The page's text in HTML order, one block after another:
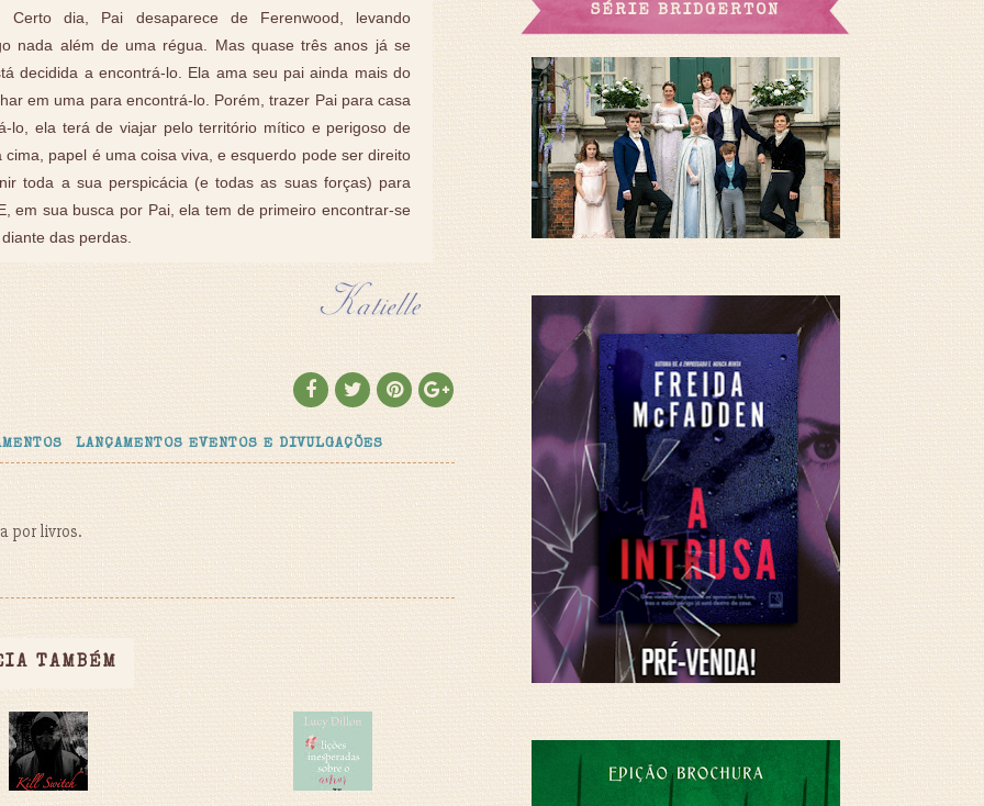
Certo dia, Pai desaparece de Ferenwood, levando
nada além de uma régua. Mas quase três anos já se
decidida a encontrá-lo. Ela ama seu pai ainda mais do
em uma para encontrá-lo. Porém, trazer Pai para casa
lo, ela terá de viajar pelo território mítico e perigoso de
papel é uma coisa viva, e esquerdo pode ser direito
toda a sua perspicácia (e todas as suas forças) para
em sua busca por Pai, ela tem de primeiro encontrar-se
das perdas.
LANÇAMENTOS EVENTOS E DIVULGAÇÕES
por livros.
TAMBÉM
SÉRIE BRIDGERTON